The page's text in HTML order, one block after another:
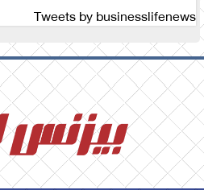
Tweets by businesslifenews